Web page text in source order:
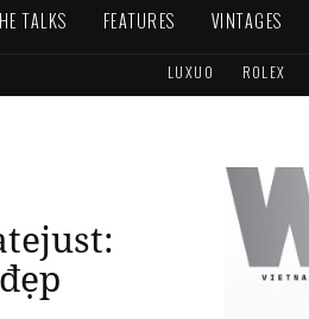
TALKS FEATURES VINTAGES
LUXUO ROLEX